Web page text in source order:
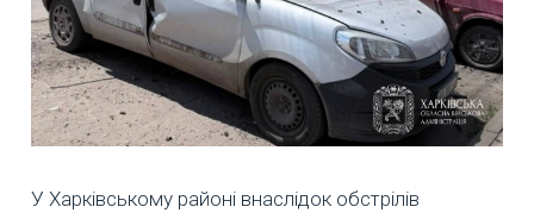
У Харківському районі внаслідок обстрілів